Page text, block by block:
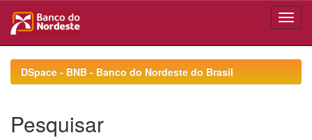
navigationDSpace - BNB - Banco do Nordeste do Brasil
Pesquisar